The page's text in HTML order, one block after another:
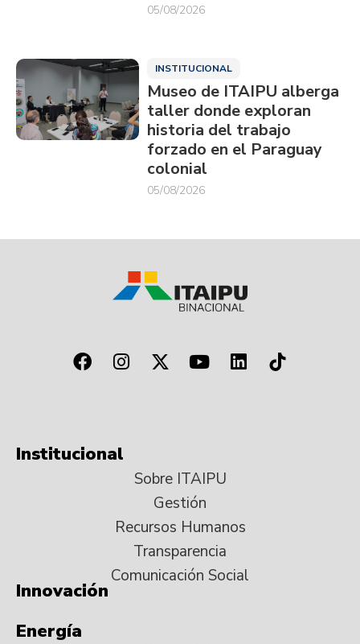
05/08/2026
INSTITUCIONAL
Museo de ITAIPU alberga
taller donde exploran
historia del trabajo
forzado en el Paraguay
colonial
05/08/2026
Institucional
Sobre ITAIPU
Gestión
Recursos Humanos
Transparencia
Comunicación Social
Innovación
Energía